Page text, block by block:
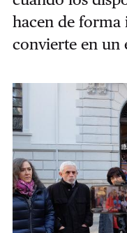
hacen de forma
convierte en un